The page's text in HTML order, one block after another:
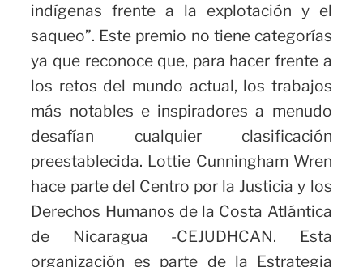
indígenas frente a la explotación y el
saqueo”. Este premio no tiene categorías
ya que reconoce que, para hacer frente a
los retos del mundo actual, los trabajos
más notables e inspiradores a menudo
desafían cualquier clasificación
preestablecida. Lottie Cunningham Wren
hace parte del Centro por la Justicia y los
Derechos Humanos de la Costa Atlántica
de Nicaragua -CEJUDHCAN. Esta
organización es parte de la Estrategia